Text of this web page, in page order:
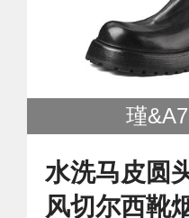
瑾
水洗马皮圆
风切尔西靴